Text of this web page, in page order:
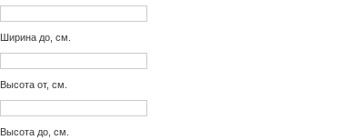
Ширина до, см.
Высота от, см.
Высота до, см.